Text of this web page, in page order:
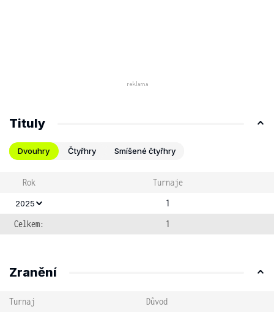
Tituly
Dvouhry Čtyřhry Smíšené čtyřhry
Rok Turnaje
2025
1
Celkem:
1
Zranění
Turnaj Důvod